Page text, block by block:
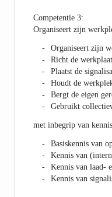
Competentie 3:
Organiseert zijn
Organiseert zijn
Richt de
Plaatst de
Houdt de
Bergt de eigen
Gebruikt
met inbegrip van
Basiskennis van
Kennis van
Kennis van laad-
Kennis van